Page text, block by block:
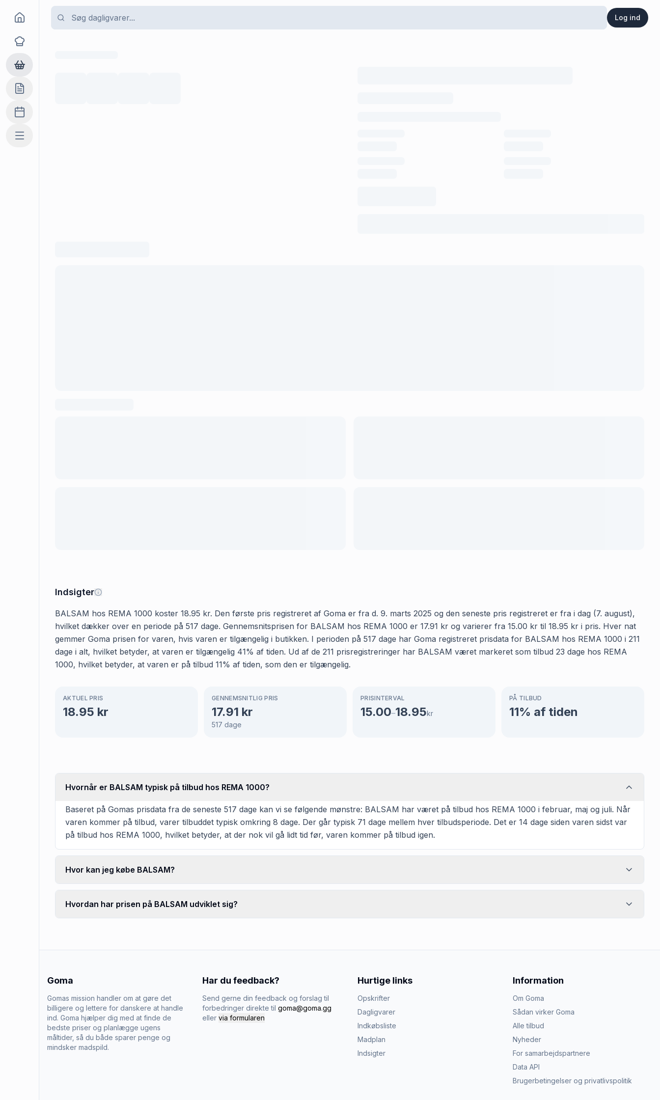
Log ind
Goma
Opskrifter
Dagligvarer
Indkøbslisten
Madplan
Mere
Indsigter
BALSAM hos REMA 1000 koster 18.95 kr. Den første pris registreret af Goma er fra d. 9. marts 2025 og den seneste pris registreret er fra i dag (7. august),
hvilket dækker over en periode på 517 dage. Gennemsnitsprisen for BALSAM hos REMA 1000 er 17.91 kr og varierer fra 15.00 kr til 18.95 kr i pris. Hver nat
gemmer Goma prisen for varen, hvis varen er tilgængelig i butikken. I perioden på 517 dage har Goma registreret prisdata for BALSAM hos REMA 1000 i 211
dage i alt, hvilket betyder, at varen er tilgængelig 41% af tiden. Ud af de 211 prisregistreringer har BALSAM været markeret som tilbud 23 dage hos REMA
1000, hvilket betyder, at varen er på tilbud 11% af tiden, som den er tilgængelig.
AKTUEL PRIS
18.95 kr
GENNEMSNITLIG PRIS
17.91 kr
517 dage
PRISINTERVAL
15.00–18.95kr
PÅ TILBUD
11% af tiden
Hvornår er BALSAM typisk på tilbud hos REMA 1000?
Baseret på Gomas prisdata fra de seneste 517 dage kan vi se følgende mønstre: BALSAM har været på tilbud hos REMA 1000 i februar, maj og juli. Når
varen kommer på tilbud, varer tilbuddet typisk omkring 8 dage. Der går typisk 71 dage mellem hver tilbudsperiode. Det er 14 dage siden varen sidst var
på tilbud hos REMA 1000, hvilket betyder, at der nok vil gå lidt tid før, varen kommer på tilbud igen.
Hvor kan jeg købe BALSAM?
Hvordan har prisen på BALSAM udviklet sig?
Goma
Gomas mission handler om at gøre det
billigere og lettere for danskere at handle
ind. Goma hjælper dig med at finde de
bedste priser og planlægge ugens
måltider, så du både sparer penge og
mindsker madspild.
Har du feedback?
Send gerne din feedback og forslag til
forbedringer direkte til goma@goma.gg
eller via formularen
Hurtige links
Opskrifter
Dagligvarer
Indkøbsliste
Madplan
Indsigter
Information
Om Goma
Sådan virker Goma
Alle tilbud
Nyheder
For samarbejdspartnere
Data API
Brugerbetingelser og privatlivspolitik